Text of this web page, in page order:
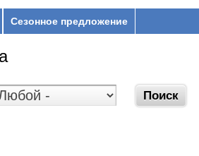
Сезонное предложение